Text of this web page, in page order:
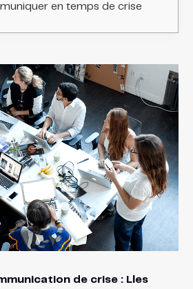
en temps de crise
de crise : Lles